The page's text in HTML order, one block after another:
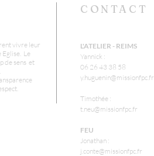
vivre leur
Eglise. Le
de sens et
CONTACT
L'ATELIER - REIMS
Yannick :
06 26 43 38 58
y.huguenin@missionfpc.fr
Timothée :
t.neu@missionfpc.fr
FEU
Jonathan :
j.conte@missionfpc.fr